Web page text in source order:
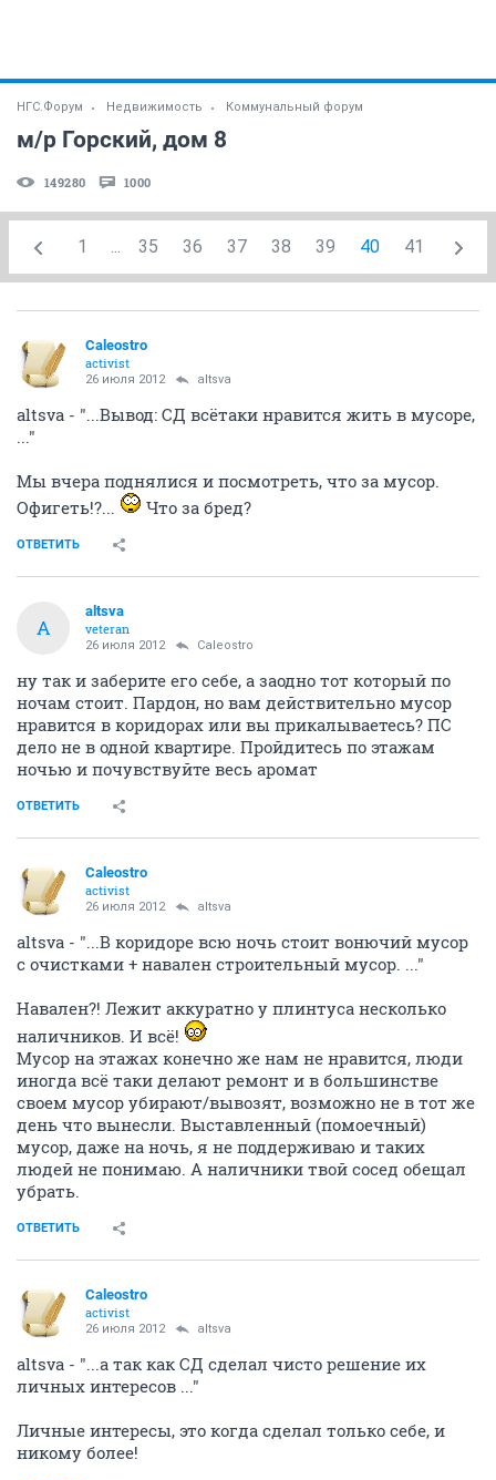
НГС.Форум Недвижимость Коммунальный форум
м/р Горский, дом 8
149280 1000
1 ... 35 36 37 38 39 40 41
Caleostro
activist
26 июля 2012 altsva
altsva - "...Вывод: СД всётаки нравится жить в мусоре,
..."
Мы вчера поднялися и посмотреть, что за мусор.
Офигеть!?...
Что за бред?
ОТВЕТИТЬ
A
altsva
veteran
26 июля 2012 Caleostro
ну так и заберите его себе, а заодно тот который по
ночам стоит. Пардон, но вам действительно мусор
нравится в коридорах или вы прикалываетесь? ПС
дело не в одной квартире. Пройдитесь по этажам
ночью и почувствуйте весь аромат
ОТВЕТИТЬ
Caleostro
activist
26 июля 2012 altsva
altsva - "...В коридоре всю ночь стоит вонючий мусор
с очистками + навален строительный мусор. ..."
Навален?! Лежит аккуратно у плинтуса несколько
наличников. И всё!
Мусор на этажах конечно же нам не нравится, люди
иногда всё таки делают ремонт и в большинстве
своем мусор убирают/вывозят, возможно не в тот же
день что вынесли. Выставленный (помоечный)
мусор, даже на ночь, я не поддерживаю и таких
людей не понимаю. А наличники твой сосед обещал
убрать.
ОТВЕТИТЬ
Caleostro
activist
26 июля 2012 altsva
altsva - "...а так как СД сделал чисто решение их
личных интересов ..."
Личные интересы, это когда сделал только себе, и
никому более!